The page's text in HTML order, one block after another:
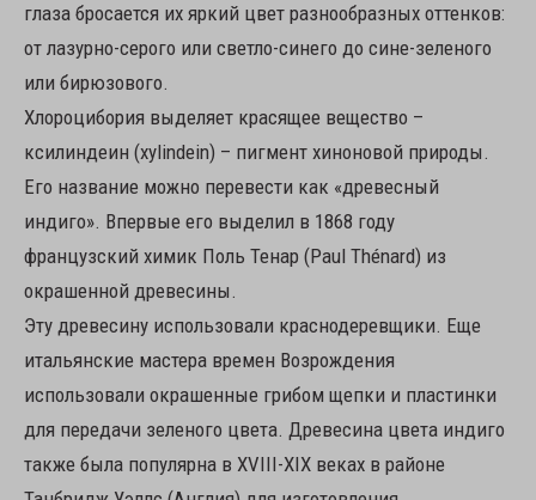
глаза бросается их яркий цвет разнообразных оттенков:
от лазурно-серого или светло-синего до сине-зеленого
или бирюзового.
Хлороцибория выделяет красящее вещество –
ксилиндеин (xylindein) – пигмент хиноновой природы.
Его название можно перевести как «древесный
индиго». Впервые его выделил в 1868 году
французский химик Поль Тенар (Paul Thénard) из
окрашенной древесины.
Эту древесину использовали краснодеревщики. Еще
итальянские мастера времен Возрождения
использовали окрашенные грибом щепки и пластинки
для передачи зеленого цвета. Древесина цвета индиго
также была популярна в XVIII-XIX веках в районе